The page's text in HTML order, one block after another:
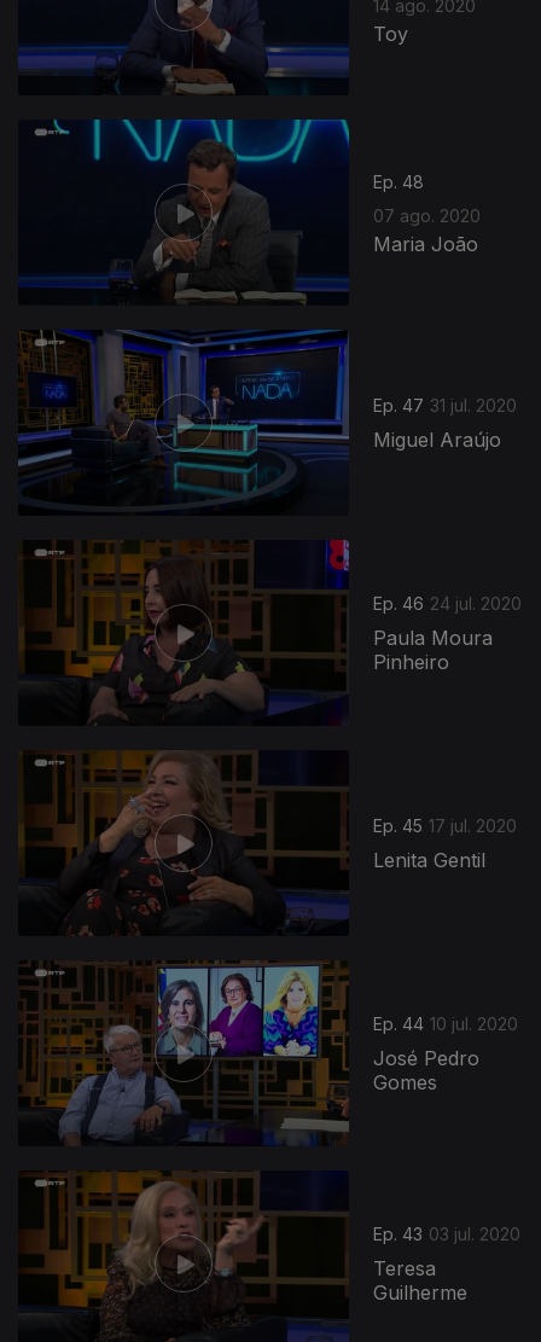
14 ago. 2020
Toy
Ep. 48
07 ago. 2020
Maria João
Ep. 47 31 jul. 2020
Miguel Araújo
Ep. 46 24 jul. 2020
Paula Moura
Pinheiro
Ep. 45 17 jul. 2020
Lenita Gentil
Ep. 44 10 jul. 2020
José Pedro
Gomes
Ep. 43 03 jul. 2020
Teresa
Guilherme